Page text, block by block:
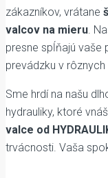
zákazníkov, vrátane
valcov na mieru .
presne spĺňajú vaše
prevádzku v rôznych
Sme hrdí na našu
hydrauliky, ktoré
valce od
trvácnosti. Vaša